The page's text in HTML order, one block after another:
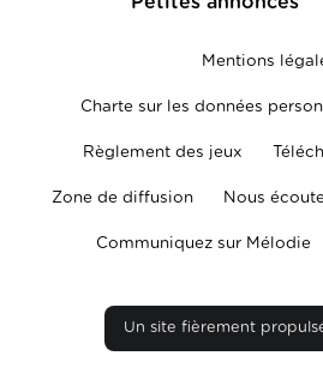
Mentions
Charte sur les données
Règlement des jeux
Zone de diffusion Nous
Communiquez sur Mélodie
Un site fièrement